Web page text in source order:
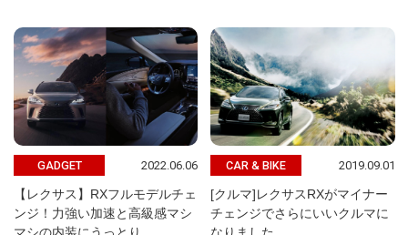
GADGET 2022.06.06
【レクサス】RXフルモデルチェ
ンジ！力強い加速と高級感マシ
CAR & BIKE 2019.09.01
[クルマ]レクサスRXがマイナー
チェンジでさらにいいクルマに